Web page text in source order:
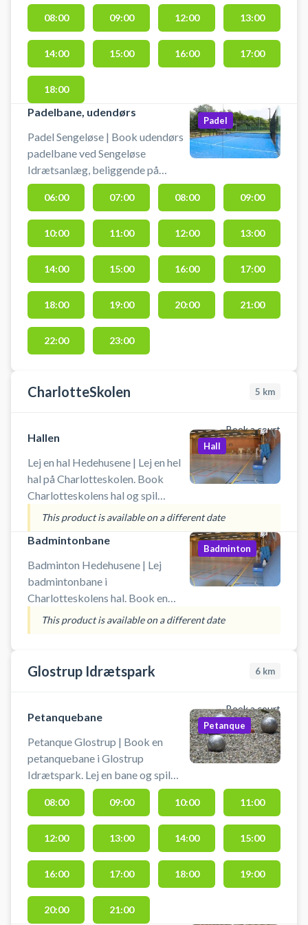
badmintonbane og spil badminton
i Sengeløse. Gratis parkering ved
hallen i Sengeløse ved booking af
badmintonbane.
Omklædningsrum og hallen
åbnes/lukkes en halv time
før/efter anvendelse af hallen.
08:00 09:00 12:00 13:00
14:00 15:00 16:00 17:00
18:00
Padelbane, udendørs
Padel Sengeløse | Book udendørs
padelbane ved Sengeløse
Idrætsanlæg, beliggende på
Spangåvej 9-11, 2630 Taastrup.
Padelbanen i Sengeløse er en
udendørs doublebane, som kan
benyttes af op til 4 padel spillere.
Der er mulighed for lys på banen.
Der er gratis parkering ved
padelbanen.
Padel
06:00 07:00 08:00 09:00
10:00 11:00 12:00 13:00
14:00 15:00 16:00 17:00
18:00 19:00 20:00 21:00
22:00 23:00
CharlotteSkolen 5 km
Book a court
Hallen
Lej en hal Hedehusene | Lej en hel
hal på Charlotteskolen. Book
Charlotteskolens hal og spil
indendørs fodbold i Hedehusene.
Booking af hallen kan bruges til
blandt andet indendørs fodbold,
håndbold, basketball og
badminton. Der er net, mål og
kurve til rådighed. Der er mulighed
Hall
This product is available on a different date
Badmintonbane
Badminton Hedehusene | Lej
badmintonbane i
Charlotteskolens hal. Book en
badmintonbane og spil badminton
i Hedehusene i hallen på
rådighed og mulighed for
omklædning med bad.
Badminton
This product is available on a different date
Glostrup Idrætspark 6 km
Book a court
Petanquebane
Petanque Glostrup | Book en
petanquebane i Glostrup
Idrætspark. Lej en bane og spil
petanque i Glostrup på en af
petanquebanerne ved Glostrup
Idrætspark. Der er gode
parkeringsmuligheder og du
medbringer selv udstyr. Bemærk:
Du booker for 30 min ad gangen.
Hvis du ønsker at spille en time,
bookes der to tider.
Petanque
08:00 09:00 10:00 11:00
12:00 13:00 14:00 15:00
16:00 17:00 18:00 19:00
20:00 21:00